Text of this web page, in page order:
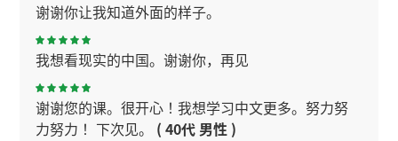
谢谢你让我知道外面的样子。
我想看现实的中国。谢谢你，再见
谢谢您的课。很开心！我想学习中文更多。努力努
力努力！ 下次见。 ( 40代 男性 )